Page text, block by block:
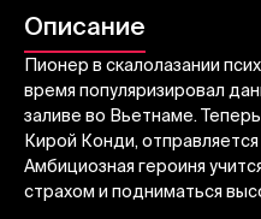
Описание
Пионер в скалолазании
время популяризировал
заливе во Вьетнаме.
Кирой Конди,
Амбициозная героиня
страхом и подниматься